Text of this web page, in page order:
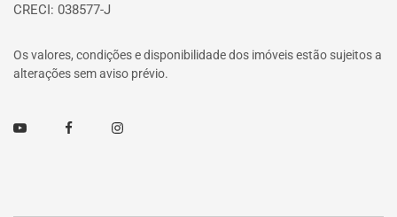
CRECI: 038577-J
Os valores, condições e disponibilidade dos imóveis estão sujeitos a
alterações sem aviso prévio.
Youtube FacebookInstagram